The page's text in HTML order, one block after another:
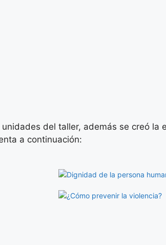
del taller, además se creó la
a continuación: